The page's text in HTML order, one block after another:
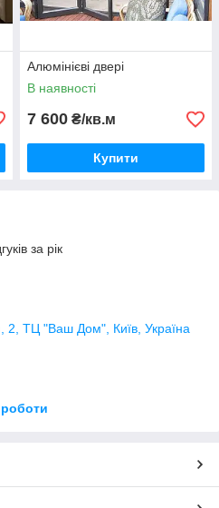
Алюмінієві двері
В наявності
7 600 ₴/кв.м
Купити
за рік
2, ТЦ "Ваш Дом", Київ, Україна